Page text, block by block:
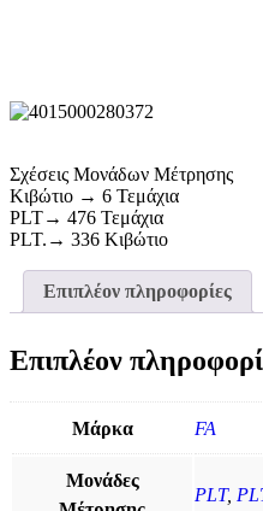
Σχέσεις Μονάδων Μέτρησης
Κιβώτιο → 6 Τεμάχια
PLT→ 476 Τεμάχια
PLT.→ 336 Κιβώτιο
Επιπλέον πληροφορίες
Επιπλέον
Μάρκα FA
Μονάδες
PLT,